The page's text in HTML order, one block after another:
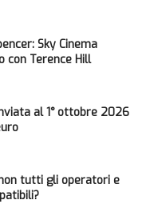
Sky Cinema
con Terence Hill
al 1° ottobre 2026
tutti gli operatori e